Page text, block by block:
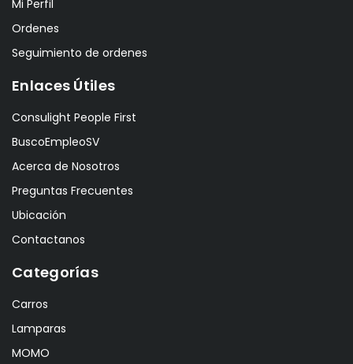
Mi Perfil
Ordenes
Seguimiento de ordenes
Enlaces Útiles
Consulight People First
BuscoEmpleoSV
Acerca de Nosotros
Preguntas Frecuentes
Ubicación
Contactanos
Categorías
Carros
Lamparas
MOMO